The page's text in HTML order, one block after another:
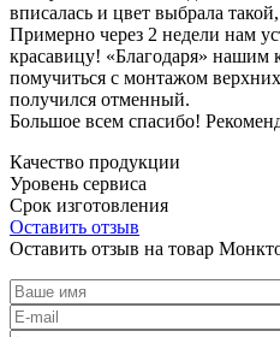
вписалась и цвет выбрала
Примерно через 2 недели нам
красавицу! «Благодаря»
помучиться с монтажом
получился отменный.
Большое всем спасибо!
Качество продукции
Уровень сервиса
Срок изготовления
Оставить отзыв
Оставить отзыв на товар